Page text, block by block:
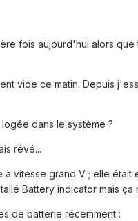
fois aujourd'hui alors
vide ce matin. Depuis
dans le système ?
révé...
à vitesse grand V ; elle
Battery indicator mais
de batterie récemment :